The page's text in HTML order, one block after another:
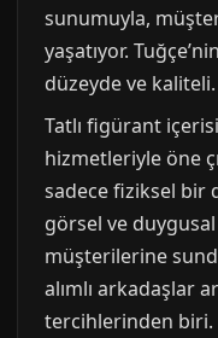
sunumuyla,
yaşatıyor.
düzeyde ve kaliteli.
Tatlı figürant
hizmetleriyle öne
sadece fiziksel bir
görsel ve
müşterilerine
alımlı arkadaşlar
tercihlerinden